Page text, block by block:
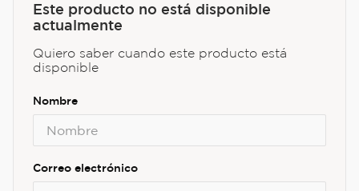
Este producto no está disponible
actualmente
Quiero saber cuando este producto está
disponible